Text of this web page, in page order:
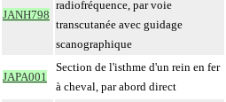
JANH798
radiofréquence, par voie
transcutanée avec guidage
scanographique
JAPA001
Section de l'isthme d'un rein en fer
à cheval, par abord direct